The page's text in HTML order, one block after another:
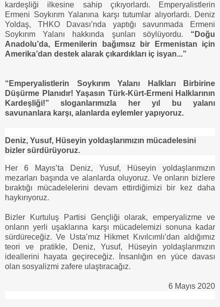
kardeşliği ilkesine sahip çıkıyorlardı. Emperyalistlerin
Ermeni Soykırım Yalanına karşı tutumlar alıyorlardı. Deniz
Yoldaş, THKO Davası’nda yaptığı savunmada Ermeni
Soykırım Yalanı hakkında şunları söylüyordu. “Doğu
Anadolu’da, Ermenilerin bağımsız bir Ermenistan için
Amerika’dan destek alarak çıkardıkları iç isyan...”
“Emperyalistlerin Soykırım Yalanı Halkları Birbirine
Düşürme Planıdır! Yaşasın Türk-Kürt-Ermeni Halklarının
Kardeşliği!” sloganlarımızla her yıl bu yalanı
savunanlara karşı, alanlarda eylemler yapıyoruz.
Deniz, Yusuf, Hüseyin yoldaşlarımızın mücadelesini
bizler sürdürüyoruz.
Her 6 Mayıs’ta Deniz, Yusuf, Hüseyin yoldaşlarımızın
mezarları başında ve alanlarda oluyoruz. Ve onların bizlere
bıraktığı mücadelelerini devam ettirdiğimizi bir kez daha
haykırıyoruz.
Bizler Kurtuluş Partisi Gençliği olarak, emperyalizme ve
onların yerli uşaklarına karşı mücadelemizi sonuna kadar
sürdüreceğiz. Ve Usta’mız Hikmet Kıvılcımlı’dan aldığımız
teori ve pratikle, Deniz, Yusuf, Hüseyin yoldaşlarımızın
ideallerini hayata geçireceğiz. İnsanlığın en yüce davası
olan sosyalizmi zafere ulaştıracağız.
6 Mayıs 2020